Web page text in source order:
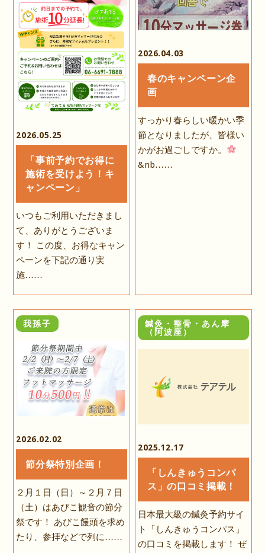
2026.05.25
「事前予約でお得に
施術を受けよう！キ
ャンペーン」
いつもご利用いただきまし
て、ありがとうございま
す！ この度、お得なキャン
ペーンを下記の通り実
施……
2026.04.03
春のキャンペーン企
画
すっかり春らしい暖かい季
節となりましたが、皆様い
かがお過ごしですか。
&nb……
我孫子
2026.02.02
節分祭特別企画！
２月１日（日）～２月７日
（土）はあびこ観音の節分
祭です！ あびこ饅頭を求め
たり、参拝などで列に……
鍼灸・整骨・あん摩
（阿波座）
2025.12.17
「しんきゅうコンパ
ス」の口コミ掲載！
日本最大級の鍼灸予約サイ
ト「しんきゅうコンパス」
の口コミを掲載します！ ぜ